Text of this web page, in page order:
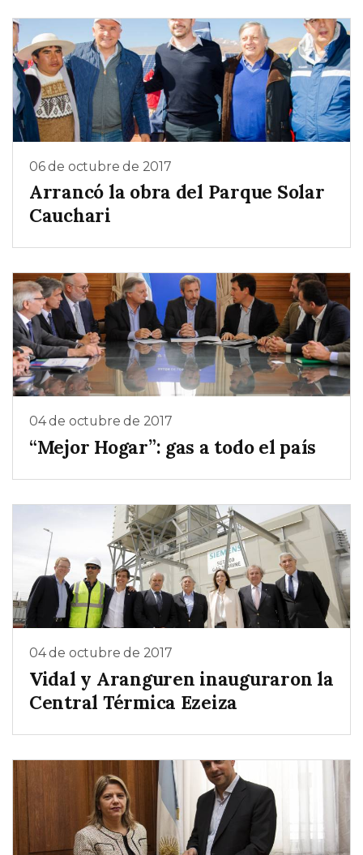
06 de octubre de 2017
Arrancó la obra del Parque Solar
Cauchari
04 de octubre de 2017
“Mejor Hogar”: gas a todo el país
04 de octubre de 2017
Vidal y Aranguren inauguraron la
Central Térmica Ezeiza